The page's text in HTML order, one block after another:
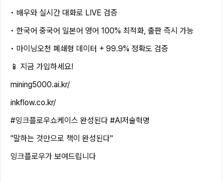
• 배우와 실시간 대화로 LIVE 검증
• 한국어 중국어 일본어 영어 100% 최적화, 출판 즉시 가능
• 마이닝오천 폐쇄형 데이터 + 99.9% 정확도 검증
📱 지금 가입하세요!
mining5000.ai.kr/
inkflow.co.kr/
#잉크플로우쇼케이스 완성된다 #AI저술혁명
"말하는 것만으로 책이 완성된다"
잉크플로우가 보여드립니다